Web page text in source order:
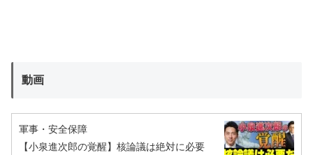
動画
軍事・安全保障
【小泉進次郎の覚醒】核論議は絶対に必要